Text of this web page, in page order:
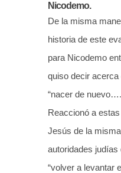
Nicodemo.
De la misma
historia de este
para Nicodemo
quiso decir
“nacer de
Reaccionó a
Jesús de la
autoridades judías
“volver a levantar